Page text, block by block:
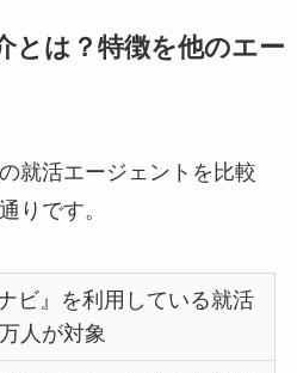
とは？特徴を他のエー
就活エージェントを比較
りです。
ナビ』を利用している就活
人が対象